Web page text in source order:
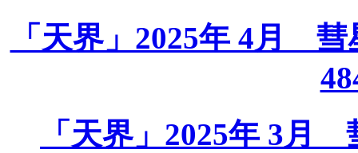
「天界」2025年 4月
「天界」2025年 3月